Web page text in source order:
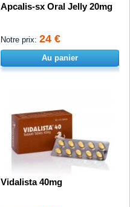
Apcalis-sx Oral Jelly 20mg
Notre prix: 24 €
Au panier
Vidalista 40mg